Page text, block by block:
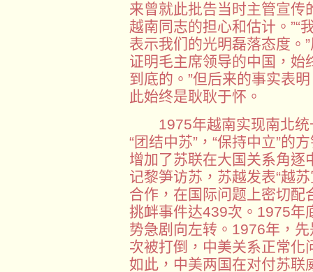
来曾就此批告当时主管宣传
越南同志的担心和估计。”“
表示我们的光明磊落态度。
证明毛主席领导的中国，始
到底的。”但后来的事实表
此始终是耿耿于怀。
1975年越南实现南北统
“团结中苏”，“保持中立”的
增加了苏联在大国关系角逐
记黎笋访苏，苏越发表“越
合作，在国际问题上密切配
挑衅事件达439次。1975年
势急剧向左转。1976年，
次被打倒，中美关系正常化
如此，中美两国在对付苏联